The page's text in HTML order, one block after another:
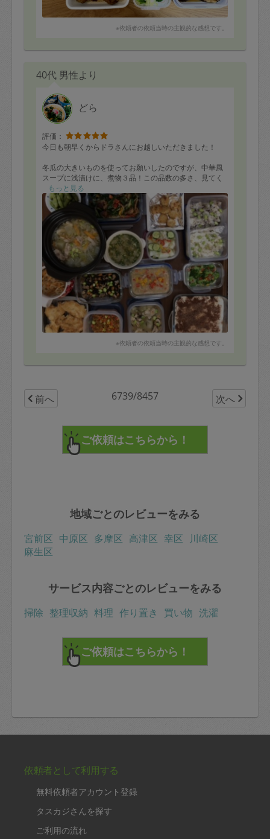
※依頼者の依頼当時の主観的な感想です。
40代 男性より
どら
評価：
今日も朝早くからドラさんにお越しいただきました！
冬瓜の大きいものを使ってお願いしたのですが、中華風
スープに浅漬けに、煮物３品！この品数の多さ、見てく
ださい！
どれも美味しくて夏バテ防止に大事にいただきます。
チキン南蛮もお店の味です！ホタテのフリットも美味し
いです〜。家で食べれるなんて嬉しすぎます♡
じゃこと枝豆ごはんも今の旬のもので嬉しいです。
またドラさんの美味しいごはんを楽しみに家族みんな頑
張れます。
いつもありがとうございます！
もっと見る
※依頼者の依頼当時の主観的な感想です。
前へ 6739/8457 次へ
地域ごとのレビューをみる
宮前区 中原区 多摩区 高津区 幸区
川崎区
麻生区
サービス内容ごとのレビューをみる
掃除 整理収納 料理 作り置き 買い物 洗濯
依頼者として利用する
無料依頼者アカウント登録
タスカジさんを探す
ご利用の流れ